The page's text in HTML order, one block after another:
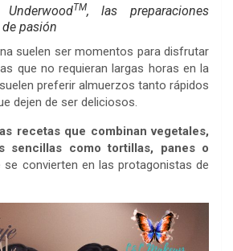
TM, las preparaciones
pasión
suelen ser momentos para disfrutar
que no requieran largas horas en la
preferir almuerzos tanto rápidos
dejen de ser deliciosos.
recetas que combinan vegetales,
sencillas como tortillas, panes o
se convierten en las protagonistas de